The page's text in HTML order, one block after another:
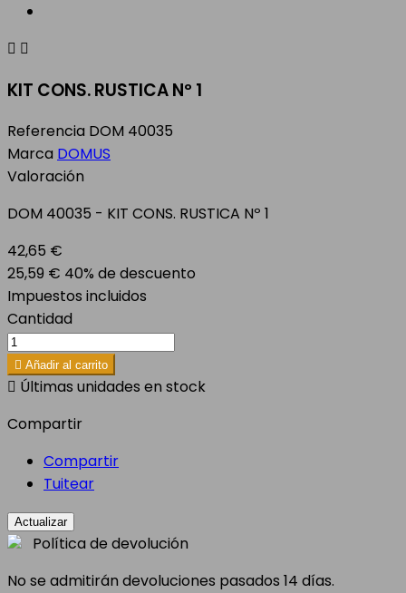
 
KIT CONS. RUSTICA Nº 1
Referencia DOM 40035
Marca DOMUS
Valoración
DOM 40035 - KIT CONS. RUSTICA Nº 1
42,65 €
25,59 € 40% de descuento
Impuestos incluidos
Cantidad
 Añadir al carrito
 Últimas unidades en stock
Compartir
Compartir
Tuitear
Política de devolución
No se admitirán devoluciones pasados 14 días.